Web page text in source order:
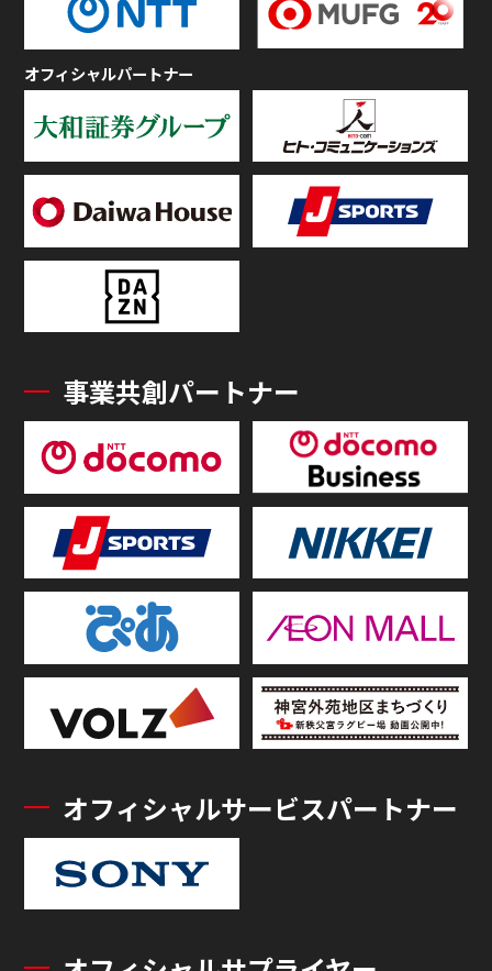
オフィシャルパートナー
事業共創パートナー
オフィシャルサービスパートナー